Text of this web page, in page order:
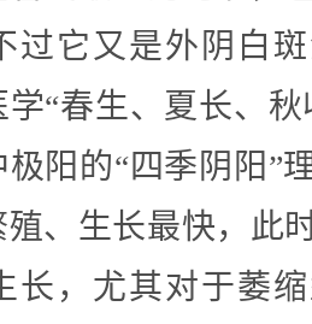
过它又是外阴白
“春生、夏长、秋
阳的“四季阴阳”
、生长最快，此
长，尤其对于萎